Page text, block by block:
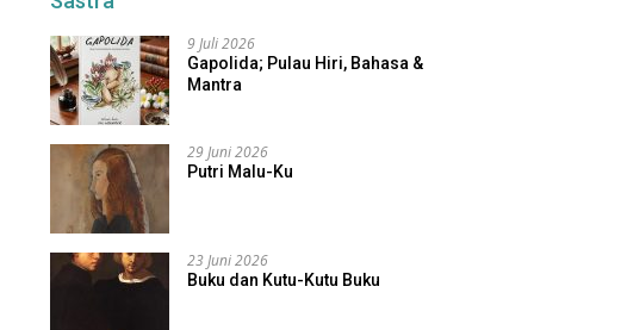
9 Juli 2026
Gapolida; Pulau Hiri, Bahasa &
Mantra
29 Juni 2026
Putri Malu-Ku
23 Juni 2026
Buku dan Kutu-Kutu Buku